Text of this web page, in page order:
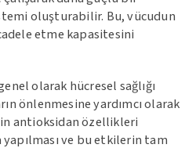
oluşturabilir. Bu, vücudun
etme kapasitesini
olarak hücresel sağlığı
önlenmesine yardımcı olarak
antioksidan özellikleri
yapılması ve bu etkilerin tam